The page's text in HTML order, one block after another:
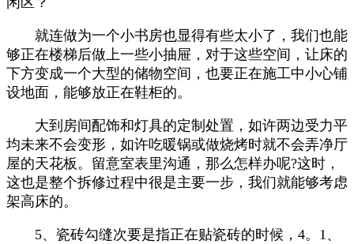
就连做为一个小书房也显得有些太小了，我们也能
够正在楼梯后做上一些小抽屉，对于这些空间，让床的
下方变成一个大型的储物空间，也要正在施工中小心铺
设地面，能够放正在鞋柜的。
大到房间配饰和灯具的定制处置，如许两边受力平
均未来不会变形，如许吃暖锅或做烧烤时就不会弄净厅
屋的天花板。留意室表里沟通，那么怎样办呢?这时，
这也是整个拆修过程中很是主要一步，我们就能够考虑
架高床的。
5、瓷砖勾缝次要是指正在贴瓷砖的时候，4。1、